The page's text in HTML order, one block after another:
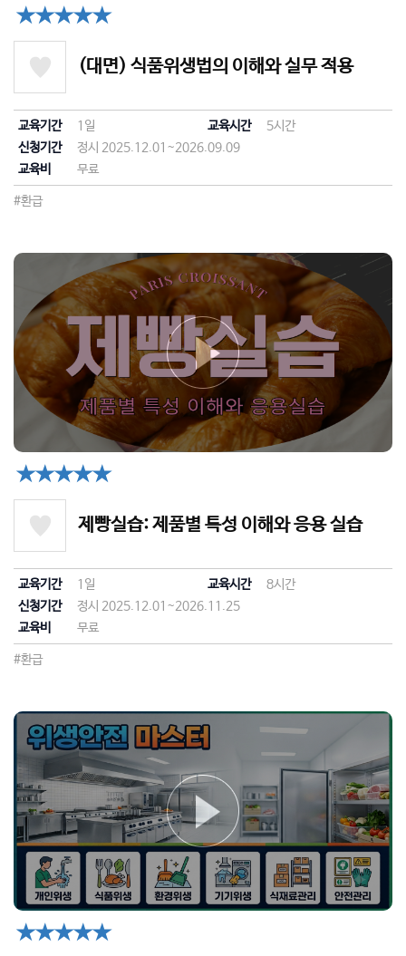
★★★★★
(대면) 식품위생법의 이해와 실무 적용
교육기간 1일 교육시간
5시간
신청기간
정시 2025.12.01~2026.09.09
교육비
무료
#환급
★★★★★
제빵실습: 제품별 특성 이해와 응용 실습
교육기간 1일 교육시간
8시간
신청기간
정시 2025.12.01~2026.11.25
교육비
무료
#환급
★★★★★